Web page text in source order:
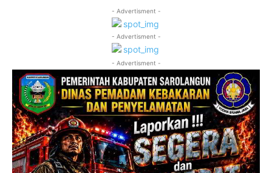
- Advertisment -
- Advertisment -
- Advertisment -